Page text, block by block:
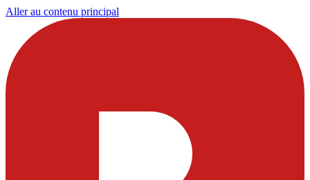
Aller au contenu principal